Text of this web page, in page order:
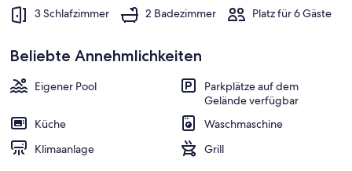
3 Schlafzimmer 2 Badezimmer Platz für 6 Gäste
Beliebte Annehmlichkeiten
Eigener Pool
Parkplätze auf dem
Gelände verfügbar
Küche
Waschmaschine
Klimaanlage
Grill